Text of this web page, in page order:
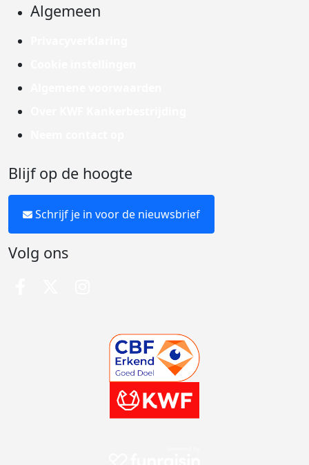
Algemeen
Blijf op de hoogte
Schrijf je in voor de nieuwsbrief
Volg ons